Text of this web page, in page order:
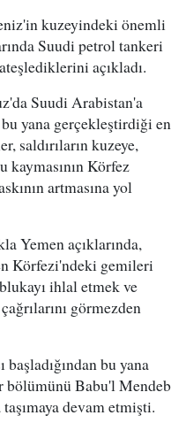
kuzeyindeki önemli
Suudi petrol tankeri
açıkladı.
Suudi Arabistan'a
yana gerçekleştirdiği en
saldırıların kuzeye,
kaymasının Körfez
artmasına yol
Yemen açıklarında,
Körfezi'ndeki gemileri
ihlal etmek ve
görmezden
bu yana
Babu'l Mendeb
devam etmişti.